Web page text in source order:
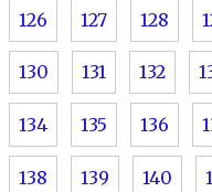
126 127 128
130 131 132
134 135 136
138 139 140